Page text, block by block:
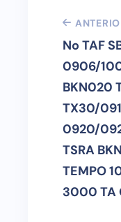
No TAF
0906/
BKN020
TX30/
0920/
TSRA
TEMPO
3000 TA